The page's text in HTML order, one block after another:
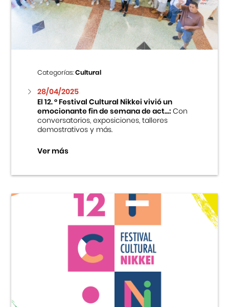
Centro Cultural Peruano Japonés
Museo de la Inmigración Japonesa
Fondo Editorial
Teatro Peruano Japonés
Categorías:Cultural
28/04/2025
El 12. ° Festival Cultural Nikkei vivió un
emocionante fin de semana de act...:Con
conversatorios, exposiciones, talleres
demostrativos y más.
Ver más